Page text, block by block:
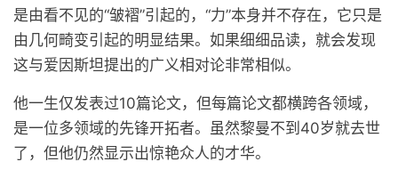
是由看不见的“皱褶”引起的，“力”本身并不存在，它只是
由几何畸变引起的明显结果。如果细细品读，就会发现
这与爱因斯坦提出的广义相对论非常相似。
他一生仅发表过10篇论文，但每篇论文都横跨各领域，
是一位多领域的先锋开拓者。虽然黎曼不到40岁就去世
了，但他仍然显示出惊艳众人的才华。